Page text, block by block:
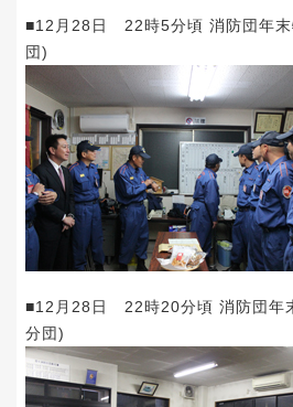
■12月28日 22時5分頃 消防団年
団)
■12月28日 22時20分頃 消防団年
分団)